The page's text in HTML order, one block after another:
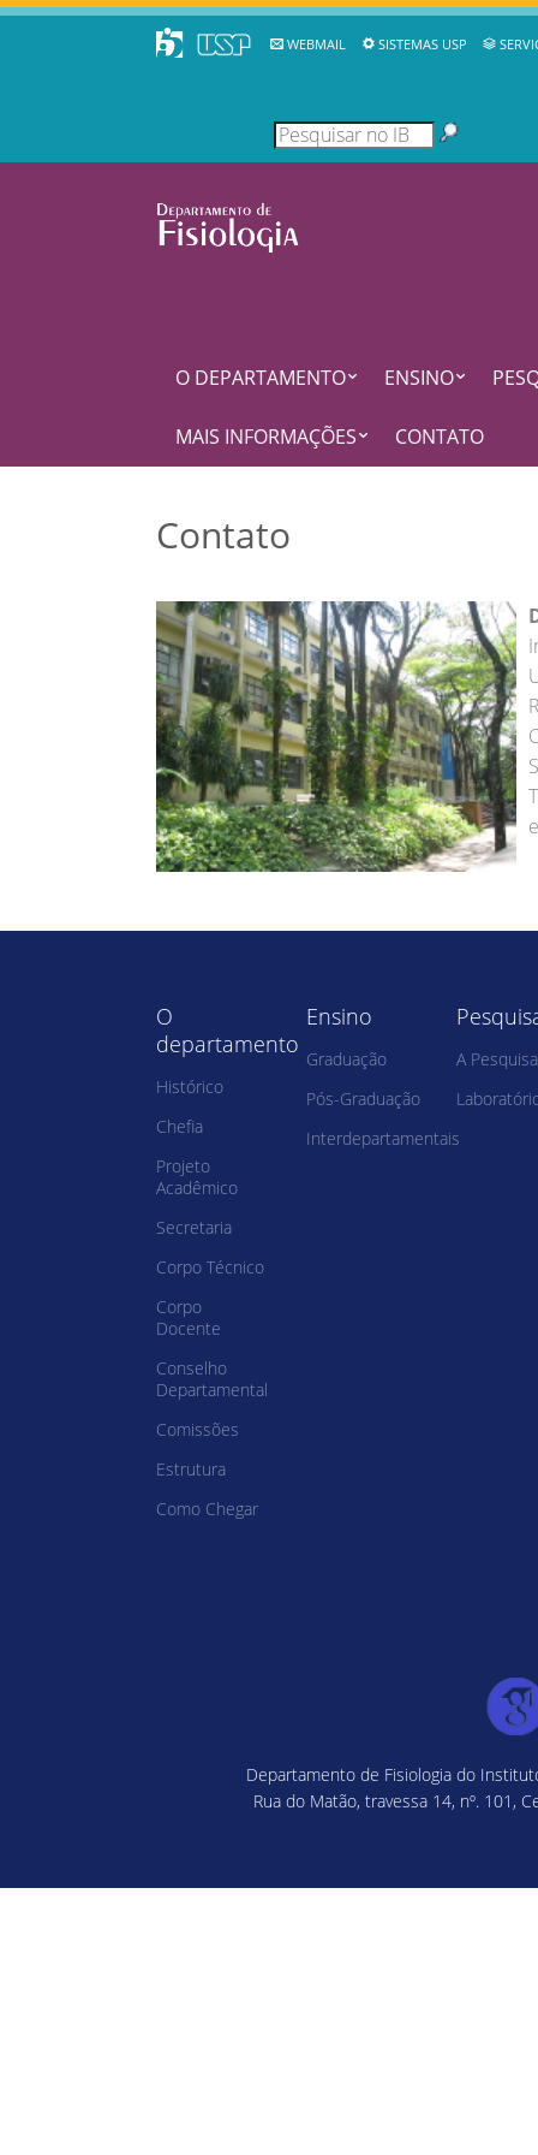
WEBMAIL SISTEMAS USP
O DEPARTAMENTO ENSINO
MAIS INFORMAÇÕES CONTATO
Contato
O
departamento
Histórico
Chefia
Projeto
Acadêmico
Secretaria
Corpo Técnico
Corpo
Docente
Conselho
Departamental
Comissões
Estrutura
Como Chegar
Ensino
Graduação
Pós-Graduação
Interdepartamentais
A Pesquisa
Departamento de Fisiologia do
Rua do Matão, travessa 14, nº. 101,